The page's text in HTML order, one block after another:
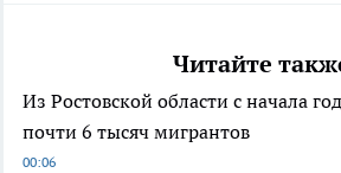
Читайте
Из Ростовской области с начала
почти 6 тысяч мигрантов
00:06